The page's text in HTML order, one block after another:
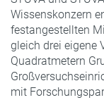
Wissenskonzern
festangestellten
gleich drei eigene
Quadratmetern
mit